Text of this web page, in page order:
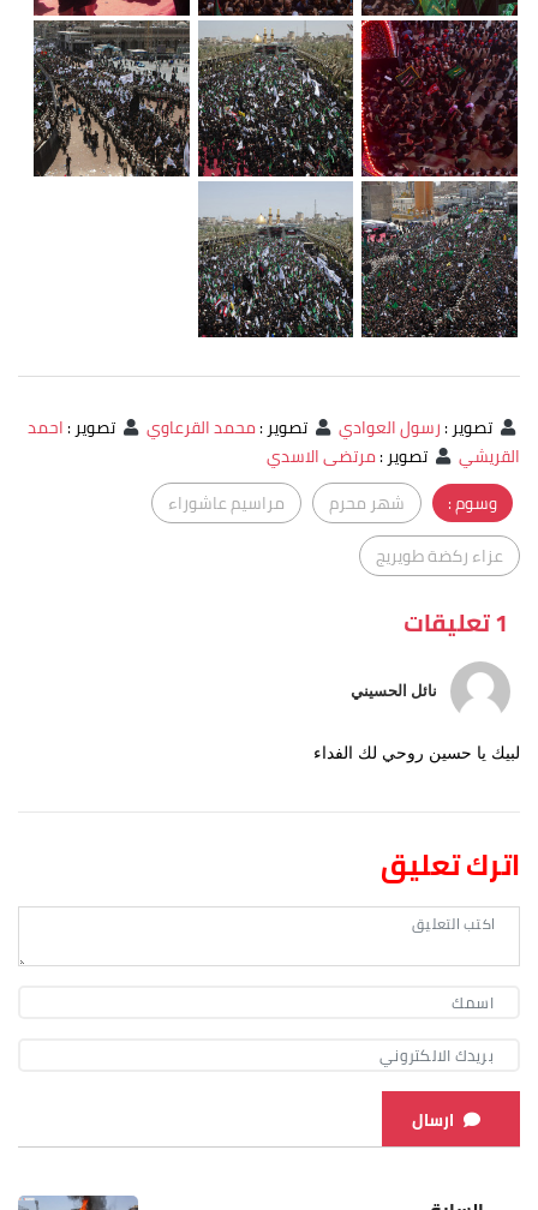
تصوير:رسول العوادي تصوير:محمد القرعاوي تصوير:احمد
القريشي
تصوير:مرتضى الاسدي
وسوم :
شهر محرم
مراسيم عاشوراء
عزاء ركضة طويريج
1 تعليقات
نائل الحسيني
لبيك يا حسين روحي لك الفداء
اترك تعليق
ارسال